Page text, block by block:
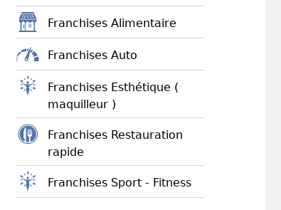
Franchises Alimentaire
Franchises Auto
Franchises Esthétique (
maquilleur )
Franchises Restauration
rapide
Franchises Sport - Fitness